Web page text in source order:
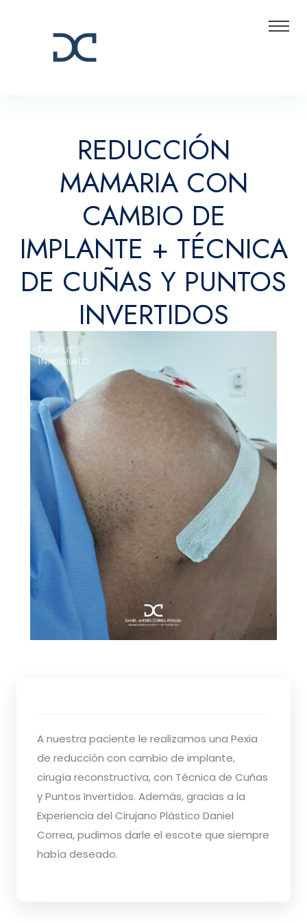
REDUCCIÓN
MAMARIA CON
CAMBIO DE
IMPLANTE + TÉCNICA
DE CUÑAS Y PUNTOS
INVERTIDOS
A nuestra paciente le realizamos una Pexia
de reducción con cambio de implante,
cirugía reconstructiva, con Técnica de Cuñas
y Puntos Invertidos. Además, gracias a la
Experiencia del Cirujano Plástico Daniel
Correa, pudimos darle el escote que siempre
había deseado.